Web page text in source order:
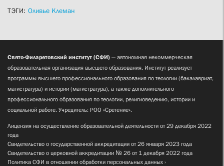
ТЭГИ: Оливье Клеман
Свято-Филаретовский институт (СФИ) — автономная некоммерческая
образовательная организация высшего образования. Институт реализует
программы высшего профессионального образования по теологии (бакалавриат,
магистратура) и истории (магистратура), а также дополнительного
профессионального образования по теологии, религиоведению, истории и
социальной работе. Учредитель: РОО «Сретение».
Лицензия на осуществление образовательной деятельности от 29 декабря 2022
года
Свидетельство о государственной аккредитации от 26 января 2023 года
Свидетельство о церковной аккредитации № 26 от 1 декабря 2022 года
Политика СФИ в отношении обработки персональных данных